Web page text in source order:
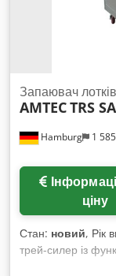
Hamburg 1
Запаювач лотків
AMTECTRS
ціну
Стан: новий, Рік
трей-силер із
вакуумування.